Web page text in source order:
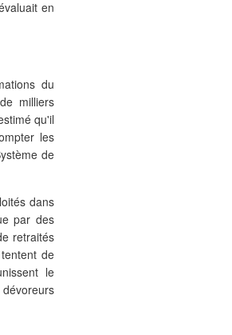
en
du
milliers
qu'il
les
de
dans
par des
retraités
de
le